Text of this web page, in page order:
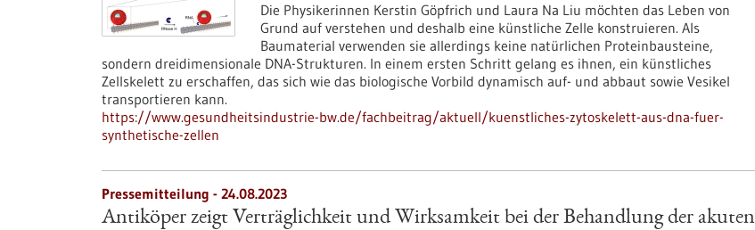
Die Physikerinnen Kerstin Göpfrich und Laura Na Liu möchten das Leben von
Grund auf verstehen und deshalb eine künstliche Zelle konstruieren. Als
Baumaterial verwenden sie allerdings keine natürlichen Proteinbausteine,
sondern dreidimensionale DNA-Strukturen. In einem ersten Schritt gelang es ihnen, ein künstliches
Zellskelett zu erschaffen, das sich wie das biologische Vorbild dynamisch auf- und abbaut sowie Vesikel
transportieren kann.
https://www.gesundheitsindustrie-bw.de/fachbeitrag/aktuell/kuenstliches-zytoskelett-aus-dna-fuer-
synthetische-zellen
Pressemitteilung - 24.08.2023
Antiköper zeigt Verträglichkeit und Wirksamkeit bei der Behandlung der akuten